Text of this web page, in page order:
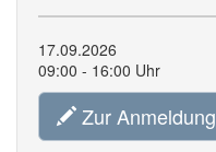
17.09.2026
09:00 - 16:00 Uhr
Zur Anmeldung